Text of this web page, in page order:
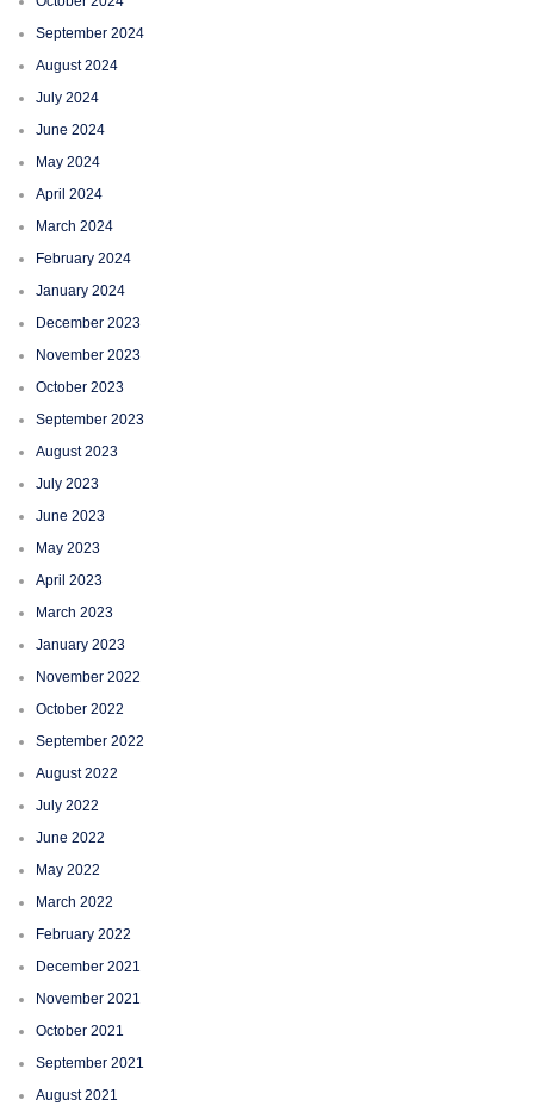
September 2024
August 2024
July 2024
June 2024
May 2024
April 2024
March 2024
February 2024
January 2024
December 2023
November 2023
October 2023
September 2023
August 2023
July 2023
June 2023
May 2023
April 2023
March 2023
January 2023
November 2022
October 2022
September 2022
August 2022
July 2022
June 2022
May 2022
March 2022
February 2022
December 2021
November 2021
October 2021
September 2021
August 2021